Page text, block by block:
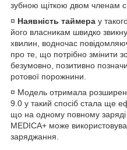
зубною щіткою двом членам
¤ Наявність таймера у
його власникам швидко
хвилин, водночас
про те, що потрібно змінити
безумовно, позитивно
ротової порожнини.
¤ Модель отримала
9.0 у такий спосіб стала ще
що на одному повному заряді
MEDICA+ може
заряджання.